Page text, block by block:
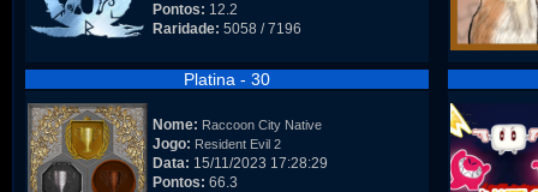
Pontos: 12.2
Raridade: 5058 / 7196
Platina - 30
Nome: Raccoon City Native
Jogo: Resident Evil 2
Data: 15/11/2023 17:28:29
Pontos: 66.3